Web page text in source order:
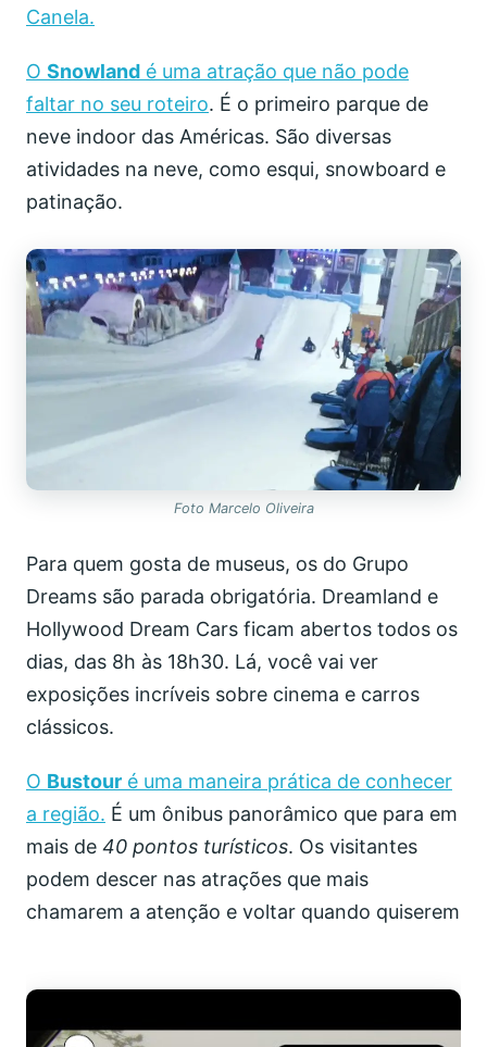
Canela.
O Snowland é uma atração que não pode
faltar no seu roteiro. É o primeiro parque de
neve indoor das Américas. São diversas
atividades na neve, como esqui, snowboard e
patinação.
Foto Marcelo Oliveira
Para quem gosta de museus, os do Grupo
Dreams são parada obrigatória. Dreamland e
Hollywood Dream Cars ficam abertos todos os
dias, das 8h às 18h30. Lá, você vai ver
exposições incríveis sobre cinema e carros
clássicos.
O Bustour é uma maneira prática de conhecer
a região. É um ônibus panorâmico que para em
mais de 40 pontos turísticos. Os visitantes
podem descer nas atrações que mais
chamarem a atenção e voltar quando quiserem